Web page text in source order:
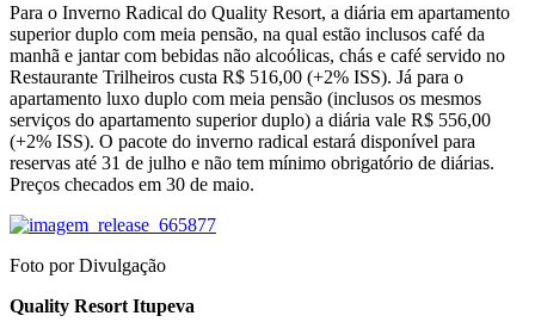
Para o Inverno Radical do Quality Resort, a diária em apartamento
superior duplo com meia pensão, na qual estão inclusos café da
manhã e jantar com bebidas não alcoólicas, chás e café servido no
Restaurante Trilheiros custa R$ 516,00 (+2% ISS). Já para o
apartamento luxo duplo com meia pensão (inclusos os mesmos
serviços do apartamento superior duplo) a diária vale R$ 556,00
(+2% ISS). O pacote do inverno radical estará disponível para
reservas até 31 de julho e não tem mínimo obrigatório de diárias.
Preços checados em 30 de maio.
Foto por Divulgação
Quality Resort Itupeva